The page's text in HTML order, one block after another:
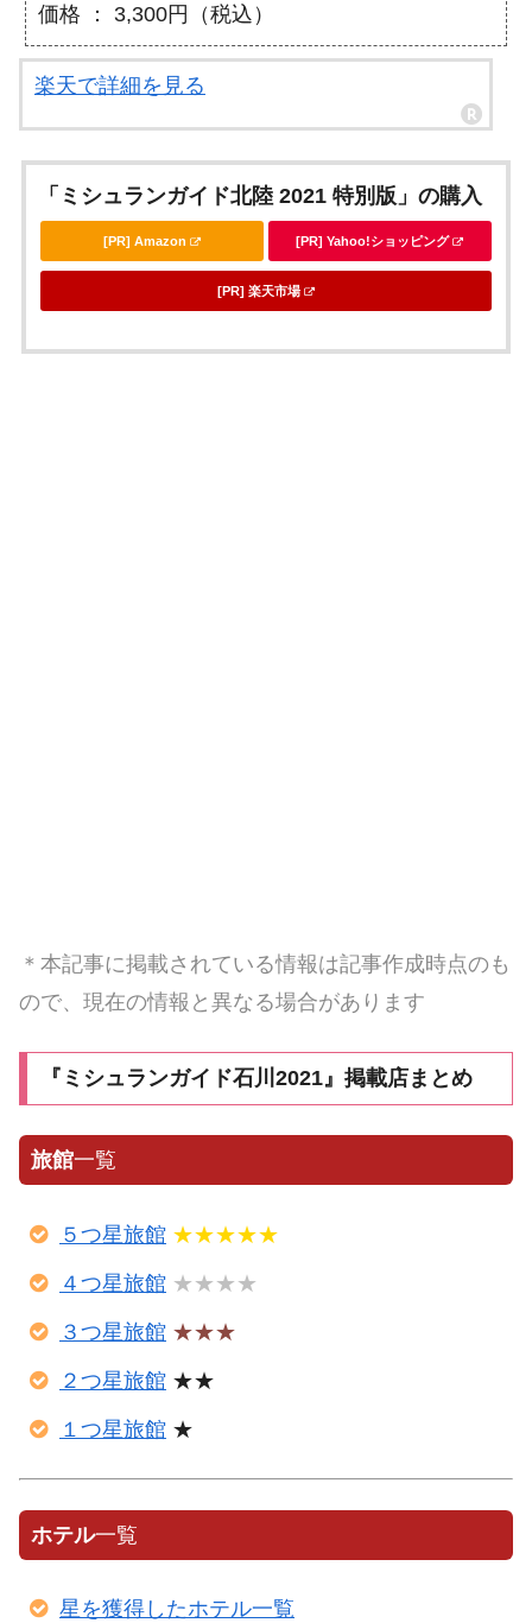
価格 ： 3,300円（税込）
楽天で詳細を見る
「ミシュランガイド北陸 2021 特別版」の購入
[PR] Amazon [PR] Yahoo!ショッピング
[PR] 楽天市場
＊本記事に掲載されている情報は記事作成時点のも
ので、現在の情報と異なる場合があります
『ミシュランガイド石川2021』掲載店まとめ
旅館一覧
５つ星旅館 ★★★★★
４つ星旅館 ★★★★
３つ星旅館 ★★★
２つ星旅館 ★★
１つ星旅館 ★
ホテル一覧
星を獲得したホテル一覧